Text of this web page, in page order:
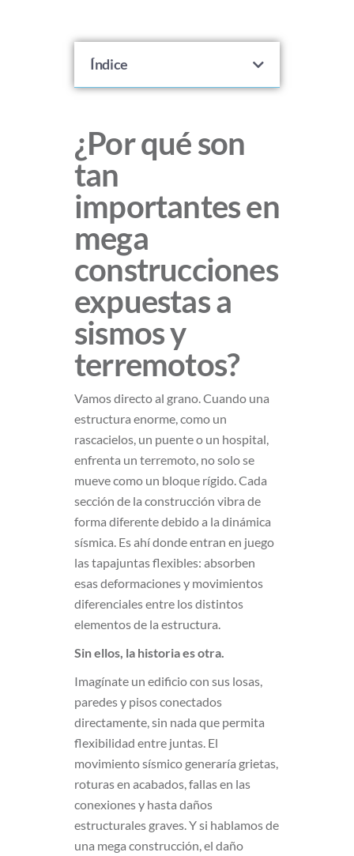
Índice
¿Por qué son
tan
importantes en
mega
construcciones
expuestas a
sismos y
terremotos?
Vamos directo al grano. Cuando una
estructura enorme, como un
rascacielos, un puente o un hospital,
enfrenta un terremoto, no solo se
mueve como un bloque rígido. Cada
sección de la construcción vibra de
forma diferente debido a la dinámica
sísmica. Es ahí donde entran en juego
las tapajuntas flexibles: absorben
esas deformaciones y movimientos
diferenciales entre los distintos
elementos de la estructura.
Sin ellos, la historia es otra.
Imagínate un edificio con sus losas,
paredes y pisos conectados
directamente, sin nada que permita
flexibilidad entre juntas. El
movimiento sísmico generaría grietas,
roturas en acabados, fallas en las
conexiones y hasta daños
estructurales graves. Y si hablamos de
una mega construcción, el daño